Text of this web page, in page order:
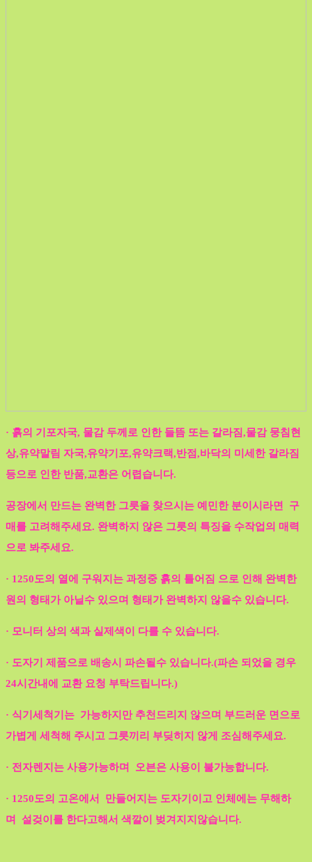
· 흙의 기포자국, 물감 두께로 인한 들뜸 또는 갈라짐,물감 뭉침현
상,유약말림 자국,유약기포,유약크랙,반점,바닥의 미세한 갈라짐
등으로 인한 반품,교환은 어렵습니다.
공장에서 만드는 완벽한 그릇을 찾으시는 예민한 분이시라면 구
매를 고려해주세요. 완벽하지 않은 그릇의 특징을 수작업의 매력
으로 봐주세요.
· 1250도의 열에 구워지는 과정중 흙의 틀어짐 으로 인해 완벽한
원의 형태가 아닐수 있으며 형태가 완벽하지 않을수 있습니다.
· 모니터 상의 색과 실제색이 다를 수 있습니다.
· 도자기 제품으로 배송시 파손될수 있습니다.(파손 되었을 경우
24시간내에 교환 요청 부탁드립니다.)
· 식기세척기는 가능하지만 추천드리지 않으며 부드러운 면으로
가볍게 세척해 주시고 그릇끼리 부딪히지 않게 조심해주세요.
· 전자렌지는 사용가능하며 오븐은 사용이 불가능합니다.
· 1250도의 고온에서 만들어지는 도자기이고 인체에는 무해하
며 설겆이를 한다고해서 색깔이 벚겨지지않습니다.